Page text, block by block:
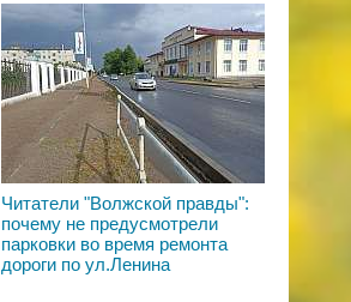
Читатели "Волжской правды":
почему не предусмотрели
парковки во время ремонта
дороги по ул.Ленина